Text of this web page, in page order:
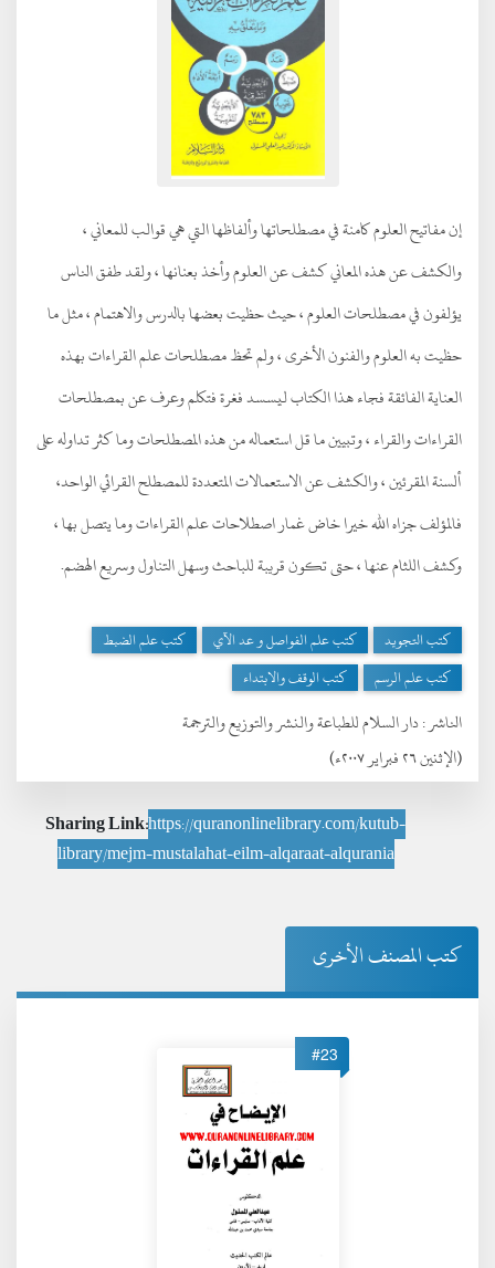
(الإثنين ٢٦ فبراير ٢٠٠٧ء)
الناشر :دار السلام للطباعة والنشر والتوزيع والترجمة
إن مفاتيح العلوم كامنة في مصطلحاتها وألفاظها التي هي قوالب للمعاني ،
والكشف عن هذه المعاني كشف عن العلوم وأخذ بعنانها ، ولقد طفق الناس
يؤلفون في مصطلحات العلوم ، حيث حظيت بعضها بالدرس والاهتمام ، مثل ما
حظيت به العلوم والفنون الأخرى ، ولم تحظ مصطلحات علم القراءات بهذه
العناية الفائقة فجاء هذا الكتاب ليسسد فغرة فتكلم وعرف عن بمصطلحات
القراءات والقراء ، وتبيين ما قل استعماله من هذه المصطلحات وما كثر تداوله على
ألسنة المقرئين ، والكشف عن الاستعمالات المتعددة للمصطلح القرائي الواحد،
فالمؤلف جزاه الله خيرا خاض غمار اصطلاحات علم القراءات وما يتصل بها ،
وكشف اللثام عنها ، حتى تكون قريبة للباحث وسهل التناول وسريع الهضم.
كتب التجويد كتب علم الفواصل و عد الآي
كتب علم الضبط
كتب علم الرسم
كتب الوقف والابتداء
Sharing Link:https://quranonlinelibrary.com/kutub-
library/mejm-mustalahat-eilm-alqaraat-alqurania
كتب المصنف الأخرى
#23